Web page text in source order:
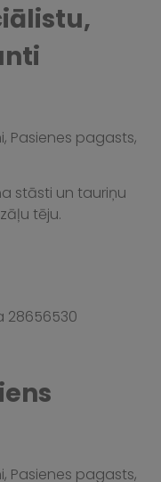
Pasienes pagasts,
stāsti un tauriņu
tēju.
28656530
Pasienes pagasts,